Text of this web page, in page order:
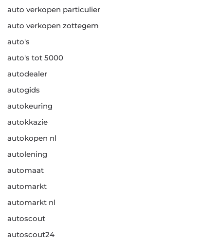
auto verkopen particulier
auto verkopen zottegem
auto's
auto's tot 5000
autodealer
autogids
autokeuring
autokkazie
autokopen nl
autolening
automaat
automarkt
automarkt nl
autoscout
autoscout24